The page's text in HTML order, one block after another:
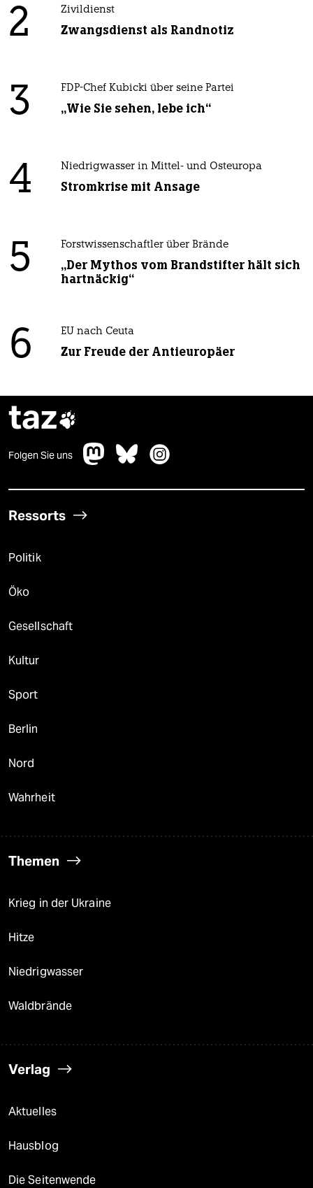
2 Zivildienst
Zwangsdienst als Randnotiz
3 FDP-Chef Kubicki über seine Partei
„Wie Sie sehen, lebe ich“
4 Niedrigwasser in Mittel- und Osteuropa
Stromkrise mit Ansage
5 Forstwissenschaftler über Brände
„Der Mythos vom Brandstifter hält sich
hartnäckig“
6 EU nach Ceuta
Zur Freude der Antieuropäer
taz
Folgen Sie uns
Ressorts
Politik
Öko
Gesellschaft
Kultur
Sport
Berlin
Nord
Wahrheit
Themen
Krieg in der Ukraine
Hitze
Niedrigwasser
Waldbrände
Verlag
Aktuelles
Hausblog
Die Seitenwende